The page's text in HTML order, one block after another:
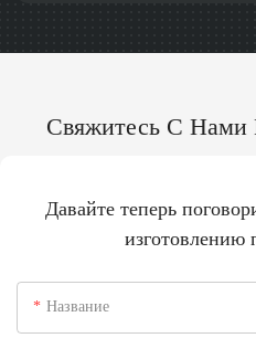
Свяжитесь С Нами
Давайте теперь
Название